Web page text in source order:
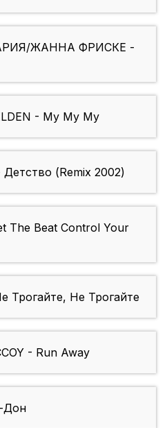
ЖАННА ФРИСКЕ -
- My My My
(Remix 2002)
The Beat Control Your
Не Трогайте
- Run Away
Дон